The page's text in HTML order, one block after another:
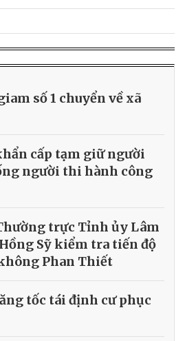
số 1 chuyển về xã
cấp tạm giữ người
người thi hành công
trực Tỉnh ủy Lâm
Sỹ kiểm tra tiến độ
Phan Thiết
tốc tái định cư phục